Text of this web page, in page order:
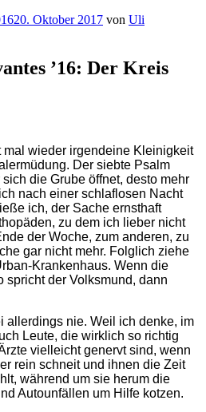
20. Oktober 2017 von Uli
’16: Der Kreis
wieder irgendeine Kleinigkeit
Der siebte Psalm
die Grube öffnet, desto mehr
nach einer schlaflosen Nacht
ich, der Sache ernsthaft
zu dem ich lieber nicht
der Woche, zum anderen, zu
gar nicht mehr. Folglich ziehe
Krankenhaus. Wenn die
spricht der Volksmund, dann
allerdings nie. Weil ich denke, im
Leute, die wirklich so richtig
vielleicht genervt sind, wenn
rein schneit und ihnen die Zeit
während um sie herum die
Autounfällen um Hilfe kotzen.